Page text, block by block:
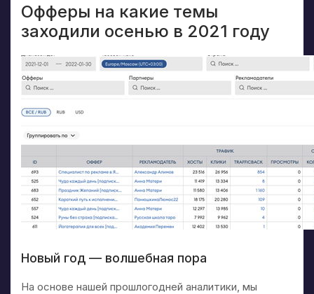
Офферы на какие темы
заходили осенью в 2021 году
Новый год — волшебная пора
На основе нашей прошлогодней аналитики, мы